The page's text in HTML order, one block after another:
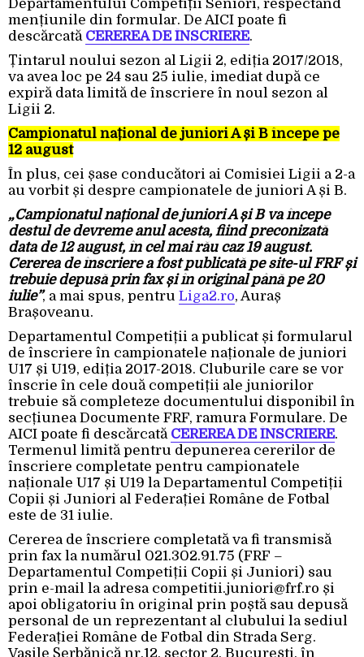
Departamentului Competiții Seniori, respectând
mențiunile din formular. De AICI poate fi
descărcată CEREREA DE ÎNSCRIERE.
Țintarul noului sezon al Ligii 2, ediția 2017/2018,
va avea loc pe 24 sau 25 iulie, imediat după ce
expiră data limită de înscriere în noul sezon al
Ligii 2.
Campionatul național de juniori A și B începe pe
12 august
În plus, cei șase conducători ai Comisiei Ligii a 2-a
au vorbit și despre campionatele de juniori A și B.
„Campionatul național de juniori A și B va începe
destul de devreme anul acesta, fiind preconizată
data de 12 august, în cel mai rău caz 19 august.
Cererea de înscriere a fost publicată pe site-ul FRF și
trebuie depusă prin fax și în original până pe 20
iulie”, a mai spus, pentru Liga2.ro, Auraș
Brașoveanu.
Departamentul Competiții a publicat și formularul
de înscriere în campionatele naționale de juniori
U17 și U19, ediția 2017-2018. Cluburile care se vor
înscrie în cele două competiții ale juniorilor
trebuie să completeze documentului disponibil în
secțiunea Documente FRF, ramura Formulare. De
AICI poate fi descărcată CEREREA DE ÎNSCRIERE.
Termenul limită pentru depunerea cererilor de
înscriere completate pentru campionatele
naționale U17 și U19 la Departamentul Competiții
Copii și Juniori al Federației Române de Fotbal
este de 31 iulie.
Cererea de înscriere completată va fi transmisă
prin fax la numărul 021.302.91.75 (FRF –
Departamentul Competiții Copii și Juniori) sau
prin e-mail la adresa competitii.juniori@frf.ro și
apoi obligatoriu în original prin poștă sau depusă
personal de un reprezentant al clubului la sediul
Federației Române de Fotbal din Strada Serg.
Vasile Șerbănică nr.12, sector 2, București, în